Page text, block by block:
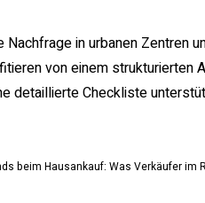
in urbanen Zentren
von einem strukturierten
detaillierte Checkliste
beim Hausankauf: Was Verkäufer im